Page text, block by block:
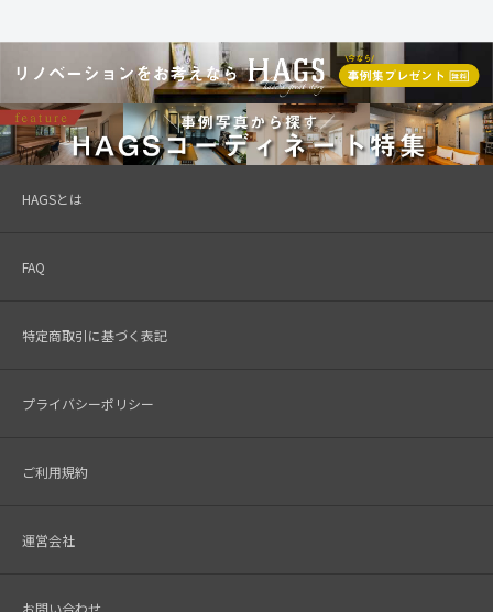
HAGSとは
FAQ
特定商取引に基づく表記
プライバシーポリシー
ご利用規約
運営会社